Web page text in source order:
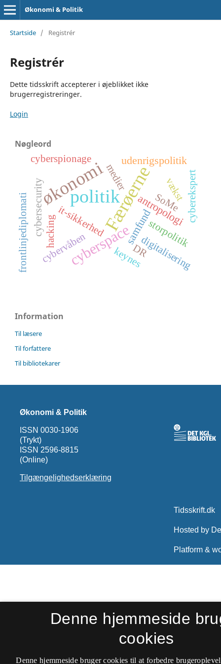
Økonomi & Politik
Startside / Registrér
Registrér
Dette tidsskrift accepterer i øjeblikket ikke
brugerregistreringer.
Login
Nøgleord
Færøerne
politik
økonomi
cyberspace
udenrigspolitik
samfund
cybersecurity antropologi
digitalisering
it-sikkerhed cyberekspert
cyberspionage
cybervåben
hacking
keynes
SoMe
frontlinjediplomati storpolitik
vækst
DR
medier
Information
Til læsere
Til forfattere
Til bibliotekarer
Økonomi & Politik
ISSN 0030-1906
(Trykt)
ISSN 2596-8815
(Online)
Tilgængelighedserklæring
Denne hjemmeside
cookies
Denne hjemmeside bruger cookies til at forbedre